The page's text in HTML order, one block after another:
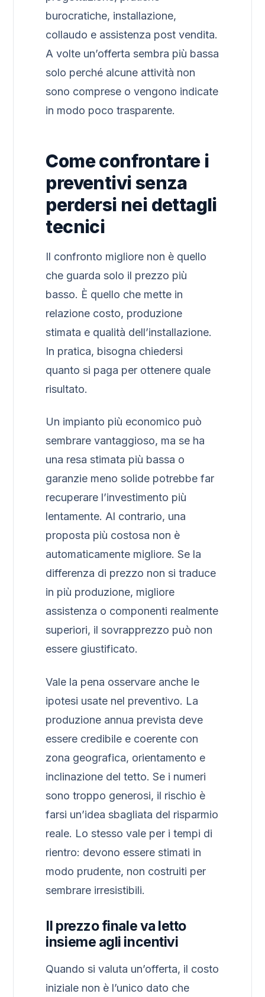
burocratiche, installazione,
collaudo e assistenza post vendita.
A volte un’offerta sembra più bassa
solo perché alcune attività non
sono comprese o vengono indicate
in modo poco trasparente.
Come confrontare i
preventivi senza
perdersi nei dettagli
tecnici
Il confronto migliore non è quello
che guarda solo il prezzo più
basso. È quello che mette in
relazione costo, produzione
stimata e qualità dell’installazione.
In pratica, bisogna chiedersi
quanto si paga per ottenere quale
risultato.
Un impianto più economico può
sembrare vantaggioso, ma se ha
una resa stimata più bassa o
garanzie meno solide potrebbe far
recuperare l’investimento più
lentamente. Al contrario, una
proposta più costosa non è
automaticamente migliore. Se la
differenza di prezzo non si traduce
in più produzione, migliore
assistenza o componenti realmente
superiori, il sovrapprezzo può non
essere giustificato.
Vale la pena osservare anche le
ipotesi usate nel preventivo. La
produzione annua prevista deve
essere credibile e coerente con
zona geografica, orientamento e
inclinazione del tetto. Se i numeri
sono troppo generosi, il rischio è
farsi un’idea sbagliata del risparmio
reale. Lo stesso vale per i tempi di
rientro: devono essere stimati in
modo prudente, non costruiti per
sembrare irresistibili.
Il prezzo finale va letto
insieme agli incentivi
Quando si valuta un’offerta, il costo
iniziale non è l’unico dato che